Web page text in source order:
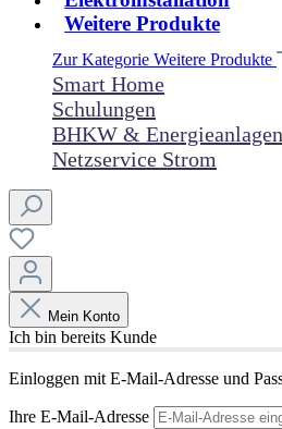
Weitere Produkte
Zur Kategorie Weitere Produkte
Smart Home
Schulungen
BHKW & Energieanlagen
Netzservice Strom
Mein Konto
Ich bin bereits Kunde
Einloggen mit E-Mail-Adresse und
Ihre E-Mail-Adresse